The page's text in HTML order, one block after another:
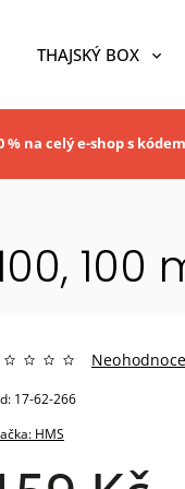
THAJSKÝ BOX
na celý e-shop s kódem
100
HMS
17-62-266